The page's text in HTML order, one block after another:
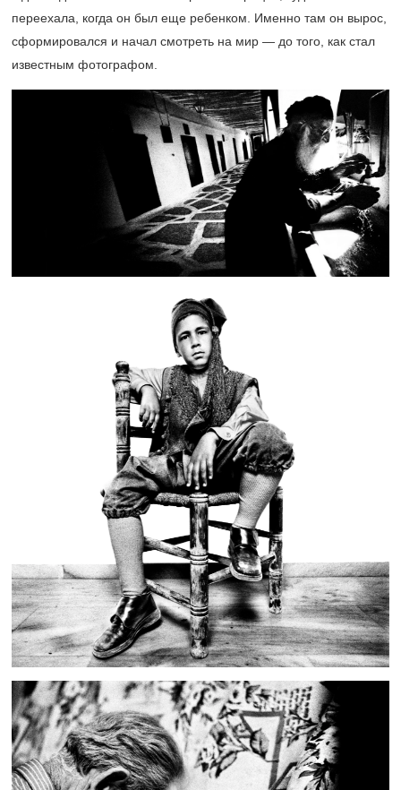
переехала, когда он был еще ребенком. Именно там он вырос,
сформировался и начал смотреть на мир — до того, как стал
известным фотографом.